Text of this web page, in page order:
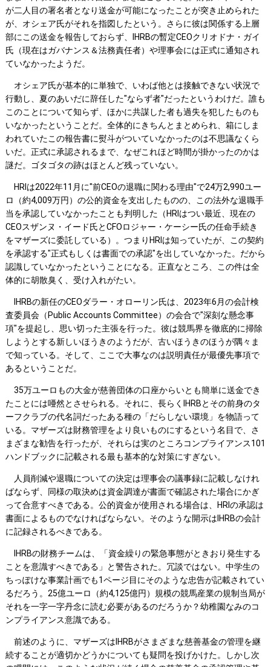
が二人目の署名者となり送金が可能になったことが突き止められた
が、オシェア氏がそれを指図したという。さらに彼は関係する上層
部にこの送金を報告しておらず、IHRBの暫定CEOクリオドナ・ガイ
氏（現在はガバナンス＆法務責任者）や理事会には正式に通知され
ていなかったようだ。
オシェア氏が基本的に単独で、いわば他とは接触できない状況で
行動し、夏のあいだに辞任した"ならず者"だったというわけだ。誰も
このことについて知らず、ほかに共謀した者も過失を犯したものも
いなかったということだ。全体的にきちんとまとめられ、箱にしま
われていたこの報告書に熨斗がついていなかったのは不思議なくら
いだ。正式に承認されるまで、なぜこれほど時間が掛かったのかは
謎だ。ゴタゴタの跡はほとんど残っていない。
HRIは2022年11月に"前CEOの退職に関わる理由"で24万2,990ユー
ロ（約4,009万円）の公的資金を支出したものの、この法外な退職手
当を承認していなかったことも判明した（HRIはつい最近、現在の
CEOスザンヌ・イード氏とCFOロジャー・ケーシー氏の任命手続き
をマザーズに委託している）。つまりHRIは知っていたが、この契約
を承認する"正式もしくは書面での承認"を出していなかった。だから
認識していなかったということになる。正直なところ、この件は全
体的に胡散臭く、受け入れがたい。
IHRBの新任のCEOダラー・オローリン氏は、2023年6月の会計検
査委員会（Public Accounts Committee）の会合で"深刻な懸念事
項"を提起し、思い切った主張を行った。彼は競馬界を徹底的に掃除
しようとする新しいほうきのようだが、古いほうきのほうが隅々ま
で知っている。そして、ここで大事なのは説明責任が最優先事項で
あるということだ。
35万ユーロもの大金が慈善団体の口座からいとも簡単に送金でき
たことには唖然とさせられる。それに、長らくIHRBとその前身のタ
ーフクラブの代名詞だったある種の「だらしない環境」を物語って
いる。マザーズは財務管理をより良いものにするという名目で、さ
まざまな勧告を行ったが、それらは実のところコンプライアンス101
ハンドブックに記載される最も基本的な対策にすぎない。
人員削減や退職についての決定は理事会の議事録に記載しなけれ
ばならず、同様の取決めは資金調達が書面で確認された場合にかぎ
って合意すべきである。公的資金が使用される場合は、HRIの承認は
書面によるものでなければならない。そのような開示はIHRBの会計
に記録されるべきである。
IHRBの財務チームは、「資金繰りの緊急事態がときおり発生する
ことを意識すべきである」と警告された。冗談ではない。中学生の
ちっぽけな事業計画でも1ページ目にそのような忠告が記載されてい
るだろう。25億ユーロ（約4,125億円）規模の競馬産業の規制当局が
それを一字一字丹念に読む必要があるのだろうか？幼稚園なみのコ
ンプライアンス意識である。
前述のように、マザーズはIHRBがさまざまな慈善基金の管理を継
続することが適切かどうかについても疑問を投げかけた。しかし次